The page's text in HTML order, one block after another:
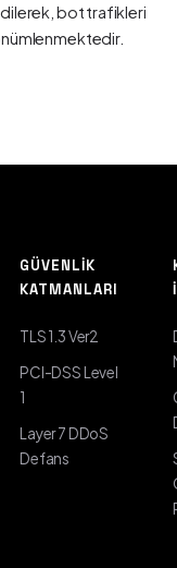
bot trafikleri
GÜVENLIK
KATMANLARI
TLS 1.3 Ver2
PCI-DSS Level
1
Layer 7 DDoS
Defans